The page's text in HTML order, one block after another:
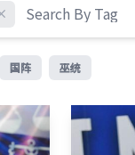
国阵 巫统